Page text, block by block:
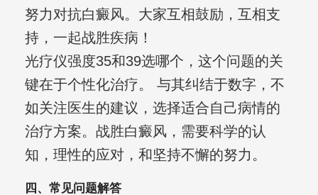
努力对抗白癜风。大家互相鼓励，互相支
持，一起战胜疾病！
光疗仪强度35和39选哪个，这个问题的关
键在于个性化治疗。 与其纠结于数字，不
如关注医生的建议，选择适合自己病情的
治疗方案。战胜白癜风，需要科学的认
知，理性的应对，和坚持不懈的努力。
四、常见问题解答